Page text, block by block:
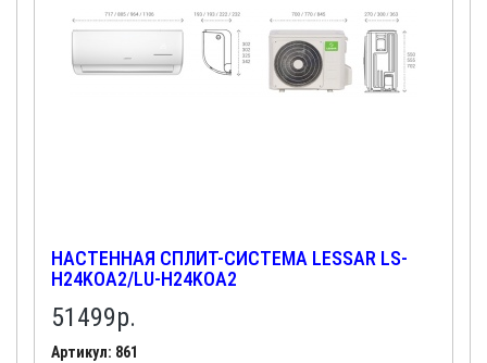
НАСТЕННАЯ СПЛИТ-СИСТЕМА LESSAR LS-
H24KOA2/LU-H24KOA2
51499р.
Артикул: 861